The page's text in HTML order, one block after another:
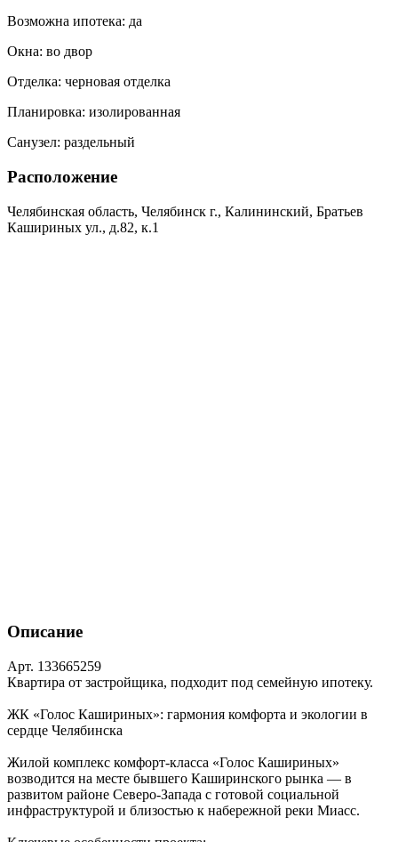
Возможна ипотека: да
Окна: во двор
Отделка: черновая отделка
Планировка: изолированная
Санузел: раздельный
Расположение
Челябинская область, Челябинск г., Калининский, Братьев
Кашириных ул., д.82, к.1
Описание
Арт. 133665259
Квартира от застройщика, подходит под семейную ипотеку.
ЖК «Голос Кашириных»: гармония комфорта и экологии в
сердце Челябинска
Жилой комплекс комфорт‑класса «Голос Кашириных»
возводится на месте бывшего Каширинского рынка — в
развитом районе Северо‑Запада с готовой социальной
инфраструктурой и близостью к набережной реки Миасс.